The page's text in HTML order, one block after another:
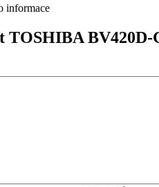
informace
TOSHIBA BV420D-